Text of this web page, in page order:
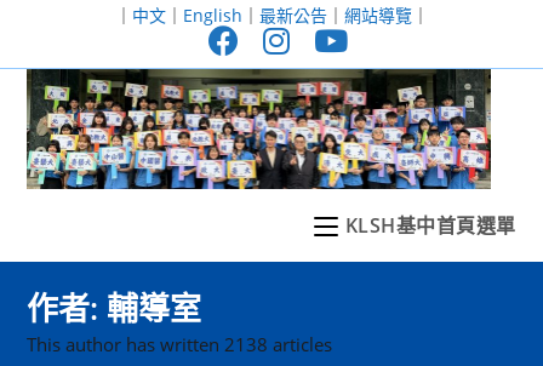
至
｜ 中文｜ English ｜ 最新公告｜ 網站導覽｜
KLSH基中首頁選單
作者: 輔導室
This author has written 2138 articles